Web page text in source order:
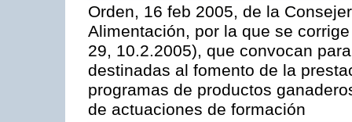
Orden, 16 feb 2005, de la
Alimentación, por la que se
29, 10.2.2005), que convocan
destinadas al fomento de la
programas de productos
de actuaciones de formación